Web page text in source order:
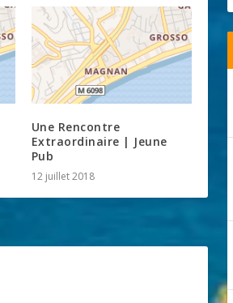
Une Rencontre
Extraordinaire | Jeune
Pub
12 juillet 2018